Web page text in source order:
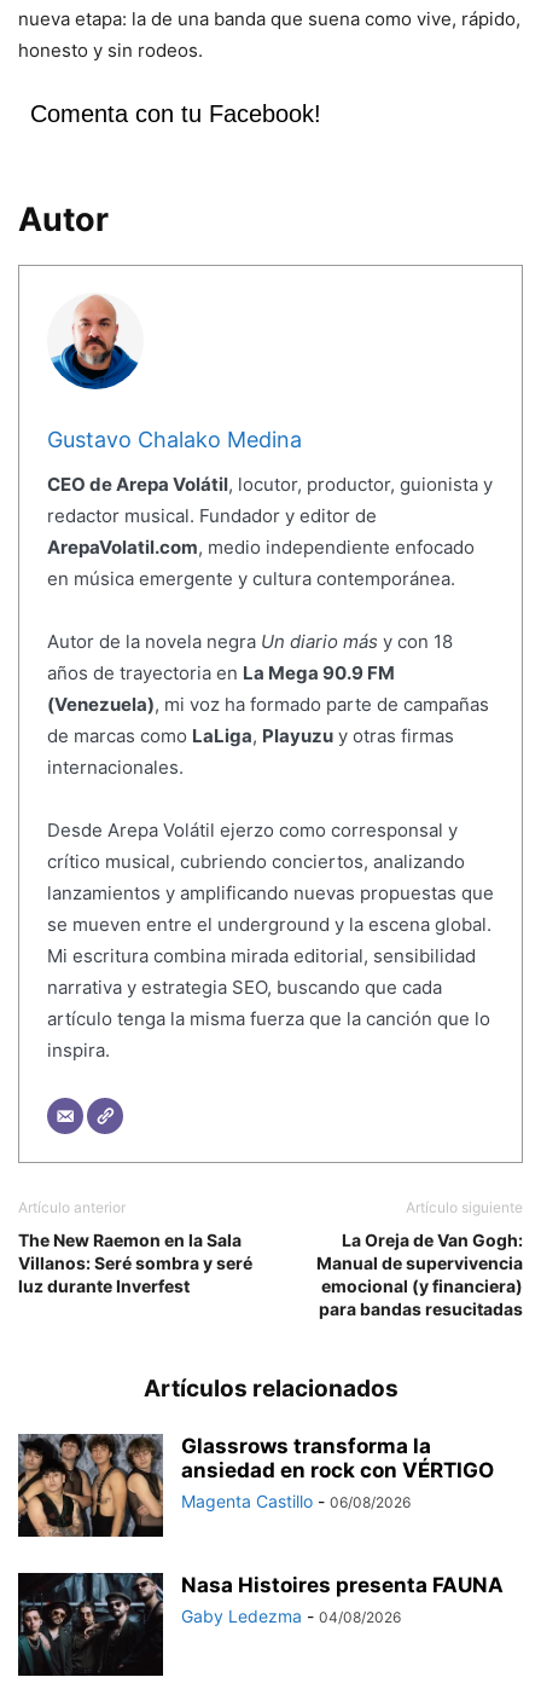
nueva etapa: la de una banda que suena como vive, rápido,
honesto y sin rodeos.
Comenta con tu Facebook!
Autor
Gustavo Chalako Medina
CEO de Arepa Volátil, locutor, productor, guionista y
redactor musical. Fundador y editor de
ArepaVolatil.com, medio independiente enfocado
en música emergente y cultura contemporánea.
Autor de la novela negra Un diario más y con 18
años de trayectoria en La Mega 90.9 FM
(Venezuela), mi voz ha formado parte de campañas
de marcas como LaLiga, Playuzuy otras firmas
internacionales.
Desde Arepa Volátil ejerzo como corresponsal y
crítico musical, cubriendo conciertos, analizando
lanzamientos y amplificando nuevas propuestas que
se mueven entre el underground y la escena global.
Mi escritura combina mirada editorial, sensibilidad
narrativa y estrategia SEO, buscando que cada
artículo tenga la misma fuerza que la canción que lo
inspira.
Artículo anterior
The New Raemon en la Sala
Villanos: Seré sombra y seré
luz durante Inverfest
Artículo siguiente
La Oreja de Van Gogh:
Manual de supervivencia
emocional (y financiera)
para bandas resucitadas
Artículos relacionados
Glassrows transforma la
ansiedad en rock con VÉRTIGO
Magenta Castillo - 06/08/2026
Nasa Histoires presenta FAUNA
Gaby Ledezma - 04/08/2026